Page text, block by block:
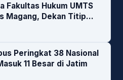
Fakultas Hukum UMTS
Magang, Dekan Titip
Peringkat 38 Nasional
11 Besar di Jatim